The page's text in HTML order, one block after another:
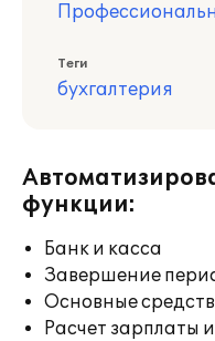
Теги
бухгалтерия
функции:
Банк и касса
Завершение
Основные
Расчет зарплаты